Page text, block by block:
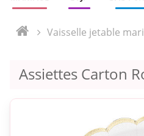
Vaisselle jetable
Assiettes Carton